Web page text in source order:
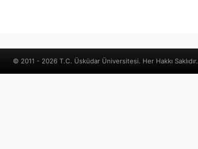
© 2011 - 2026 T.C. Üsküdar Üniversitesi. Her Hakkı Saklıdır.